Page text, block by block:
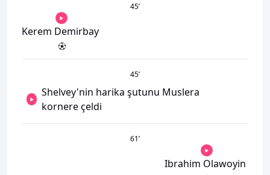
45’
Kerem Demirbay
45’
Shelvey'nin harika şutunu Muslera
kornere çeldi
61’
Ibrahim Olawoyin